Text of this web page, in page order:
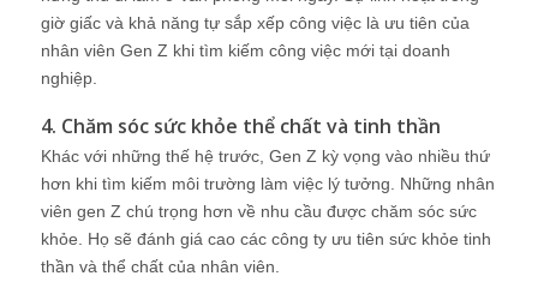
giờ giấc và khả năng tự sắp xếp công việc là ưu tiên của
nhân viên Gen Z khi tìm kiếm công việc mới tại doanh
nghiệp.
4. Chăm sóc sức khỏe thể chất và tinh thần
Khác với những thế hệ trước, Gen Z kỳ vọng vào nhiều thứ
hơn khi tìm kiếm môi trường làm việc lý tưởng. Những nhân
viên gen Z chú trọng hơn về nhu cầu được chăm sóc sức
khỏe. Họ sẽ đánh giá cao các công ty ưu tiên sức khỏe tinh
thần và thể chất của nhân viên.